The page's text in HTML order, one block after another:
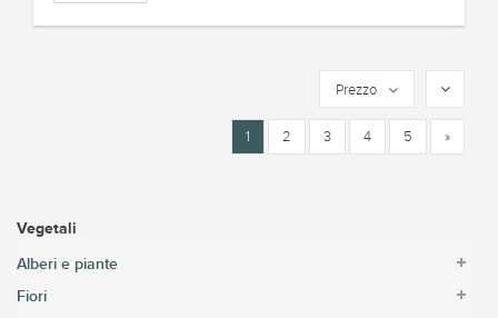
Prezzo
1 2 3 4 5 »
Vegetali
Alberi e piante
Fiori